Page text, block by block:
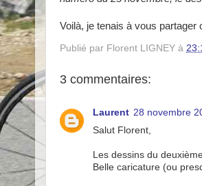
Voilà, je tenais à vous
Publié par Florent LIGNEY à
3 commentaires:
Laurent 28 novembre
Salut Florent,
Les dessins du
Belle caricature (ou